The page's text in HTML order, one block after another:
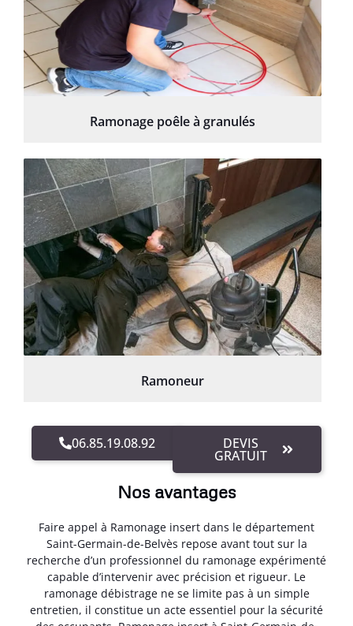
Ramonage poêle à granulés
Ramoneur
06.85.19.08.92 DEVIS
GRATUIT
Nos avantages
Faire appel à Ramonage insert dans le département
Saint-Germain-de-Belvès repose avant tout sur la
recherche d’un professionnel du ramonage expérimenté
capable d’intervenir avec précision et rigueur. Le
ramonage débistrage ne se limite pas à un simple
entretien, il constitue un acte essentiel pour la sécurité